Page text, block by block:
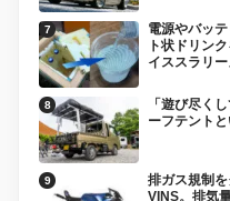
電源やバッ
ト状ドリン
イススラリ
「遊び尽く
ーフテント
排ガス規制を
VINS。排気